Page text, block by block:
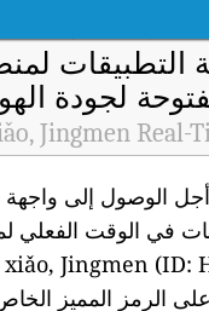
التطبيقات
لجودة
Jingmen Real-
الوصول إلى واجهة
في الوقت الفعلي
الرمز المميز